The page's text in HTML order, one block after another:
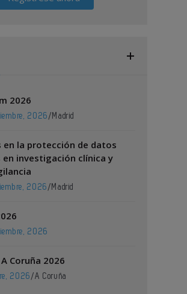
2026
2026/ Madrid
en la protección de datos
en investigación clínica y
2026/ Madrid
2026
Coruña 2026
2026 /A Coruña